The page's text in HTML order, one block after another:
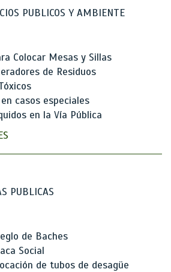
PUBLICOS Y AMBIENTE
Colocar Mesas y Sillas
de Residuos
casos especiales
en la Vía Pública
PUBLICAS
de Baches
Social
de tubos de desagüe